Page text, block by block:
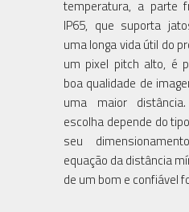
temperatura, a parte
IP65, que suporta
uma longa vida útil do
um pixel pitch alto, é
boa qualidade de
uma maior
escolha depende do
seu
equação da distância
de um bom e confiável